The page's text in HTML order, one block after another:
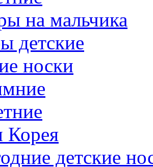
на мальчика
детские
носки
Корея
детские